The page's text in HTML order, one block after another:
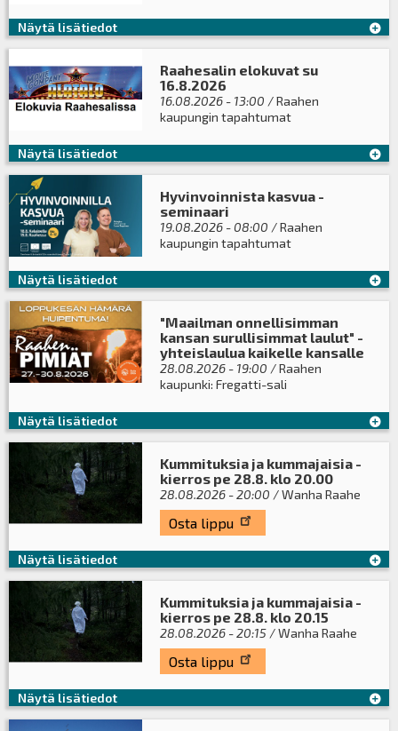
Näytä lisätiedot
Raahesalin elokuvat su
16.8.2026
16.08.2026 - 13:00 / Raahen
kaupungin tapahtumat
Näytä lisätiedot
Hyvinvoinnista kasvua -
seminaari
19.08.2026 - 08:00 / Raahen
kaupungin tapahtumat
Näytä lisätiedot
"Maailman onnellisimman
kansan surullisimmat laulut" -
yhteislaulua kaikelle kansalle
28.08.2026 - 19:00 / Raahen
kaupunki: Fregatti-sali
Näytä lisätiedot
Kummituksia ja kummajaisia -
kierros pe 28.8. klo 20.00
28.08.2026 - 20:00 / Wanha Raahe
Osta lippu
Näytä lisätiedot
Kummituksia ja kummajaisia -
kierros pe 28.8. klo 20.15
28.08.2026 - 20:15 / Wanha Raahe
Osta lippu
Näytä lisätiedot